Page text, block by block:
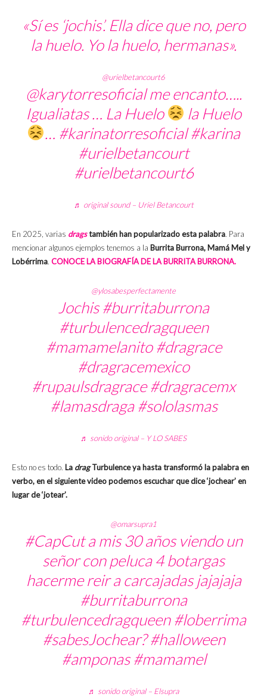
«Sí es ‘jochis’. Ella dice que no, pero
la huelo. Yo la huelo, hermanas».
@urielbetancourt6
@karytorresoficial me encanto…..
Igualiatas … La Huelo
la Huelo
… #karinatorresoficial #karina
#urielbetancourt
#urielbetancourt6
♬ original sound – Uriel Betancourt
En 2025, varias dragstambién han popularizado esta palabra. Para
mencionar algunos ejemplos tenemos a la Burrita Burrona, Mamá Mel y
Lobérrima. CONOCE LA BIOGRAFÍA DE LA BURRITA BURRONA.
@ylosabesperfectamente
Jochis#burritaburrona
#turbulencedragqueen
#mamamelanito #dragrace
#dragracemexico
#rupaulsdragrace #dragracemx
#lamasdraga #sololasmas
♬ sonido original – Y LO SABES
Esto no es todo. La dragTurbulence ya hasta transformó la palabra en
verbo, en el siguiente video podemos escuchar que dice ‘jochear’ en
lugar de ‘jotear’.
@omarsupra1
#CapCuta mis 30 años viendo un
señor con peluca 4 botargas
hacerme reir a carcajadas jajajaja
#burritaburrona
#turbulencedragqueen #loberrima
#sabesJochear? #halloween
#amponas #mamamel
♬ sonido original – Elsupra